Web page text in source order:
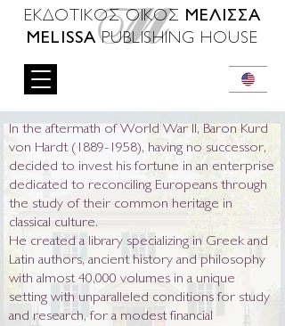
ΕΚΔΟΤΙΚΟΣ ΟΙΚΟΣ ΜΕΛΙΣΣΑ
MELISSAPUBLISHING HOUSE
In the aftermath of World War II, Baron Kurd
von Hardt (1889-1958), having no successor,
decided to invest his fortune in an enterprise
dedicated to reconciling Europeans through
the study of their common heritage in
classical culture.
He created a library specializing in Greek and
Latin authors, ancient history and philosophy
with almost 40,000 volumes in a unique
setting with unparalleled conditions for study
and research, for a modest financial